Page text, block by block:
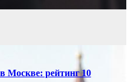
Москве: рейтинг 10